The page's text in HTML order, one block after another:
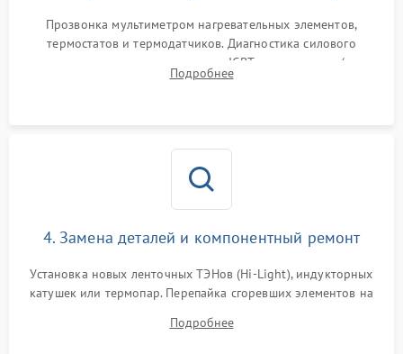
Прозвонка мультиметром нагревательных элементов,
термостатов и термодатчиков. Диагностика силового
модуля, реле, диодных мостов и IGBT-транзисторов (для
индукции). Проверка кранов и газ-контроля (для газовых
Подробнее
4. Замена деталей и компонентный ремонт
Установка новых ленточных ТЭНов (Hi-Light), индукторных
катушек или термопар. Перепайка сгоревших элементов на
дорожек. Очистка контактов и замена поврежденной
Подробнее